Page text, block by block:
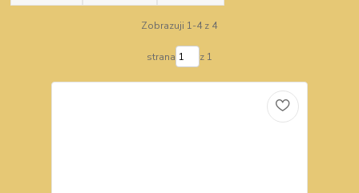
Zobrazuji 1-4 z 4
strana z 1